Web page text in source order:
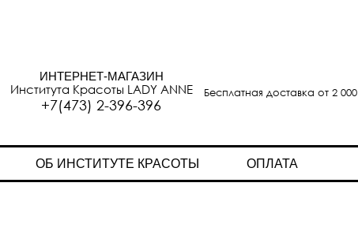
ИНТЕРНЕТ-МАГАЗИН
Института Красоты LADY ANNE
+7(473) 2-396-396
Бесплатная доставка от 2 000
ОБ ИНСТИТУТЕ КРАСОТЫ ОПЛАТА